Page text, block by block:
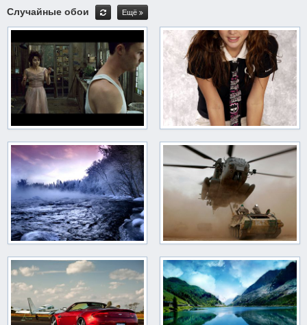
Случайные обои Ещё